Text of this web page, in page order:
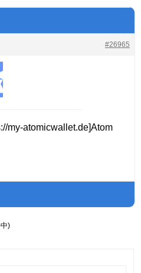
#26965
my-atomicwallet.de]Atom
)